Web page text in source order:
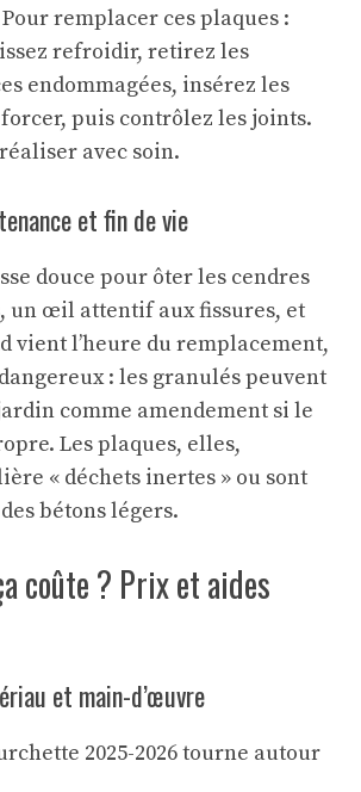
remplacer ces plaques :
refroidir, retirez les
endommagées, insérez les
puis contrôlez les joints.
avec soin.
et fin de vie
douce pour ôter les cendres
un œil attentif aux fissures, et
vient l’heure du remplacement,
: les granulés peuvent
comme amendement si le
Les plaques, elles,
« déchets inertes » ou sont
bétons légers.
coûte ? Prix et aides
et main-d’œuvre
2025-2026 tourne autour